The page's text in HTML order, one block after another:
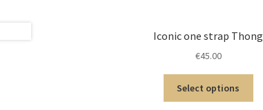
Iconic one strap Thong
€45.00
Select options